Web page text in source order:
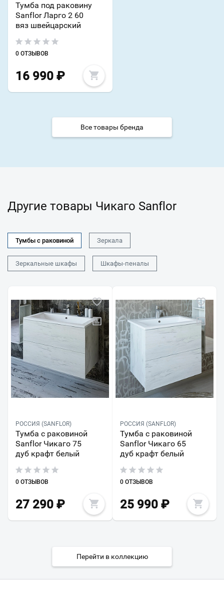
Тумба под раковину
Sanflor Ларго 2 60
вяз швейцарский
0 ОТЗЫВОВ
16 990 ₽
Все товары бренда
Другие товары Чикаго Sanflor
Тумбы с раковиной Зеркала
Зеркальные шкафы Шкафы-пеналы
РОССИЯ (SANFLOR)
Тумба с раковиной
Sanflor Чикаго 75
дуб крафт белый
0 ОТЗЫВОВ
27 290 ₽
РОССИЯ (SANFLOR)
Тумба с раковиной
Sanflor Чикаго 65
дуб крафт белый
0 ОТЗЫВОВ
25 990₽
Перейти в коллекцию